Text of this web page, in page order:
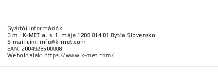
Gyártói információk
Cím : K-MET a. s. 1. mája 1200 014 01 Bytča Slovensko
E-mail cím: info@k-met.com
EAN: 2004928500008
Weboldalak: https://www.k-met.com/